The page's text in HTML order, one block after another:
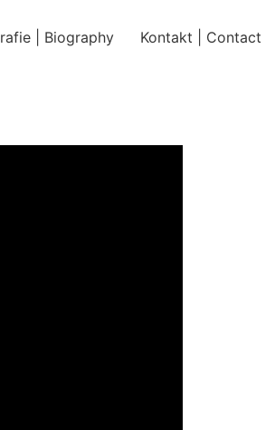
| Biography Kontakt | Contact